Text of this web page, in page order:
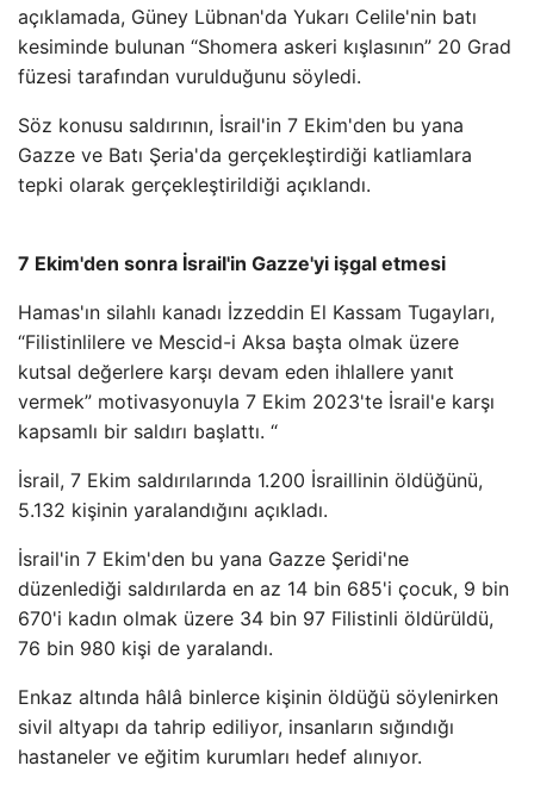
açıklamada, Güney Lübnan'da Yukarı Celile'nin batı
kesiminde bulunan “Shomera askeri kışlasının” 20 Grad
füzesi tarafından vurulduğunu söyledi.
Söz konusu saldırının, İsrail'in 7 Ekim'den bu yana
Gazze ve Batı Şeria'da gerçekleştirdiği katliamlara
tepki olarak gerçekleştirildiği açıklandı.
7 Ekim'den sonra İsrail'in Gazze'yi işgal etmesi
Hamas'ın silahlı kanadı İzzeddin El Kassam Tugayları,
“Filistinlilere ve Mescid-i Aksa başta olmak üzere
kutsal değerlere karşı devam eden ihlallere yanıt
vermek” motivasyonuyla 7 Ekim 2023'te İsrail'e karşı
kapsamlı bir saldırı başlattı. “
İsrail, 7 Ekim saldırılarında 1.200 İsraillinin öldüğünü,
5.132 kişinin yaralandığını açıkladı.
İsrail'in 7 Ekim'den bu yana Gazze Şeridi'ne
düzenlediği saldırılarda en az 14 bin 685'i çocuk, 9 bin
670'i kadın olmak üzere 34 bin 97 Filistinli öldürüldü,
76 bin 980 kişi de yaralandı.
Enkaz altında hâlâ binlerce kişinin öldüğü söylenirken
sivil altyapı da tahrip ediliyor, insanların sığındığı
hastaneler ve eğitim kurumları hedef alınıyor.